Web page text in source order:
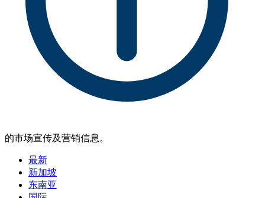
的市场宣传及营销信息。
最新
新加坡
东南亚